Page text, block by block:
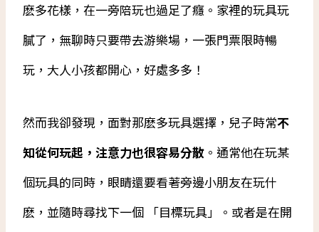
麽多花樣，在一旁陪玩也過足了癮。家裡的玩具玩
膩了，無聊時只要帶去游樂場，一張門票限時暢
玩，大人小孩都開心，好處多多！
然而我卻發現，面對那麽多玩具選擇，兒子時常不
知從何玩起，注意力也很容易分散 。通常他在玩某
個玩具的同時，眼睛還要看著旁邊小朋友在玩什
麽，並隨時尋找下一個 「目標玩具」。或者是在開